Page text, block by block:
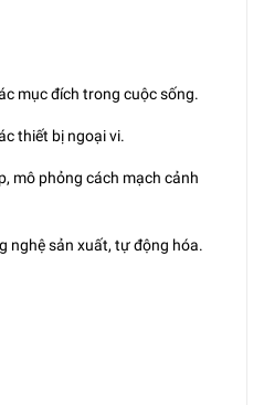
mục đích trong cuộc sống.
thiết bị ngoại vi.
mô phỏng cách mạch cảnh
nghệ sản xuất, tự động hóa.